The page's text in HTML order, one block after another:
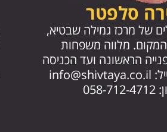
סלפטר
של מרכז גמילה שבטיא,
מלווה משפחות
הראשונה ועד הכניסה
info@shivtaya.co.il